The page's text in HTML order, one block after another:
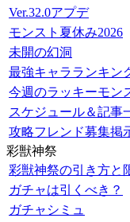
Ver.32.0アプデ
モンスト夏休み2026
未開の幻洞
最強キャラランキン
今週のラッキーモン
スケジュール＆記事
攻略フレンド募集掲
彩獣神祭
彩獣神祭の引き方と
ガチャは引くべき？
ガチャシミュ